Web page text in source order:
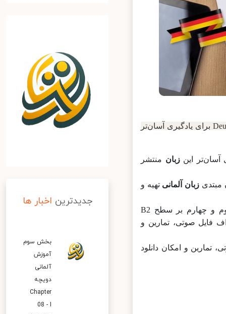
مجموعه‌ای به نام Deutschtrainer برای یادگیری آسان‌تر
زبانمنتشر
زبانآلمانی تهیه و
بخش اول و دوم بر سطوح A1 و A2 (مبتدی) تمرکز دارد و بخش‌های سوم و چهارم بر سطح B2
فایل صوتی، تمارین و
تمارین و امکان دانلود
جدیدترین اخبار ها
بخش سوم
آموزش
آلمانی
دویچه
Chapter
08 - I